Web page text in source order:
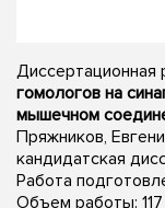
Диссертационная
гомологов на
мышечном
Пряжников,
кандидатская
Работа
Объем работы: 117